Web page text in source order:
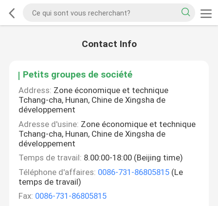
Contact Info
Petits groupes de société
Address: Zone économique et technique
Tchang-cha, Hunan, Chine de Xingsha de
développement
Adresse d'usine: Zone économique et technique
Tchang-cha, Hunan, Chine de Xingsha de
développement
Temps de travail: 8.00:00-18:00 (Beijing time)
Téléphone d'affaires: 0086-731-86805815 (Le
temps de travail)
Fax: 0086-731-86805815